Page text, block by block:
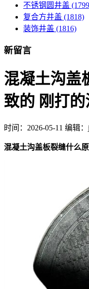
不锈钢圆井盖
复合方井盖 (1818)
装饰井盖 (1816)
新留言
混凝土沟盖
致的 刚打
时间： 2026-05-11 编辑：
混凝土沟盖板裂缝什么